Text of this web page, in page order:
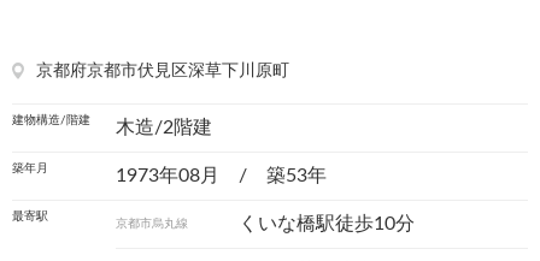
京都府京都市伏見区深草下川原町
建物構造/階建 木造/2階建
築年月 1973年08月 / 築53年
最寄駅
京都市烏丸線 くいな橋駅徒歩10分